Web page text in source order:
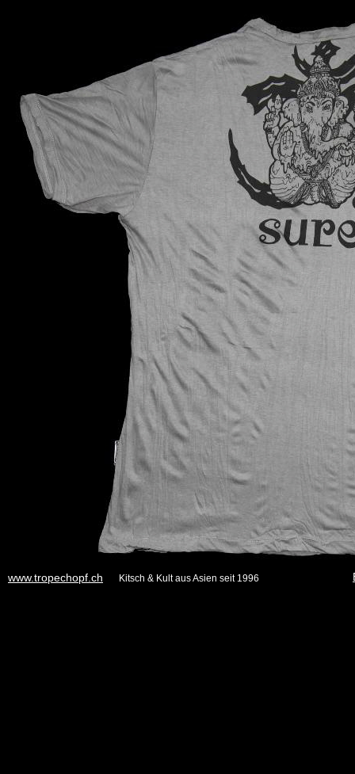
www.tropechopf.ch Kitsch & Kult aus Asien seit 1996